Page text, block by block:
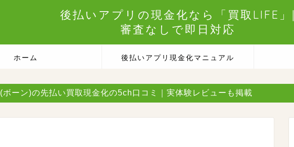
後払いアプリの現金化なら「買取LIFE」|
審査なしで即日対応
ホーム 後払いアプリ現金化マニュアル
ーン)の先払い買取現金化の5ch口コミ｜実体験レビューも掲載